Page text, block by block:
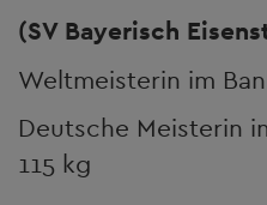
(SV Bayerisch
Weltmeisterin im
Deutsche Meisterin
115 kg